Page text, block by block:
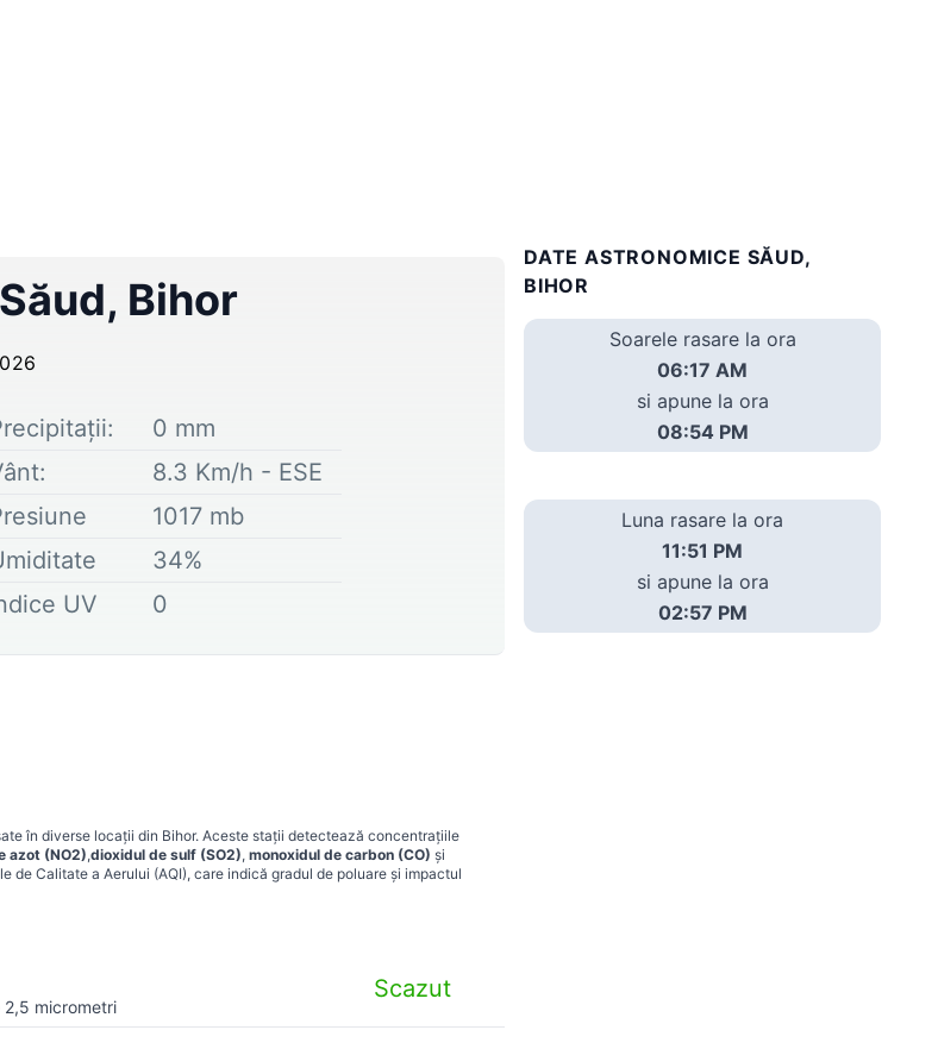
Săud, Bihor
0 mm
8.3 Km/h - ESE
1017 mb
34%
UV
0
în diverse locații din Bihor. Aceste stații detectează concentrațiile
azot (NO2),dioxidul de sulf (SO2), monoxidul de carbon (CO) și
Calitate a Aerului (AQI), care indică gradul de poluare și impactul
micrometri
Scazut
DATE ASTRONOMICE SĂUD,
BIHOR
Soarele rasare la ora
06:17 AM
si apune la ora
08:54 PM
Luna rasare la ora
11:51 PM
si apune la ora
02:57 PM